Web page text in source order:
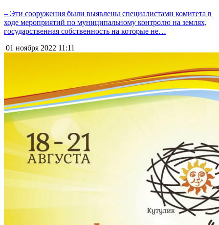
– Эти сооружения были выявлены специалистами комитета в
ходе мероприятий по муниципальному контролю на землях,
государственная собственность на которые не…
01 ноября 2022 11:11